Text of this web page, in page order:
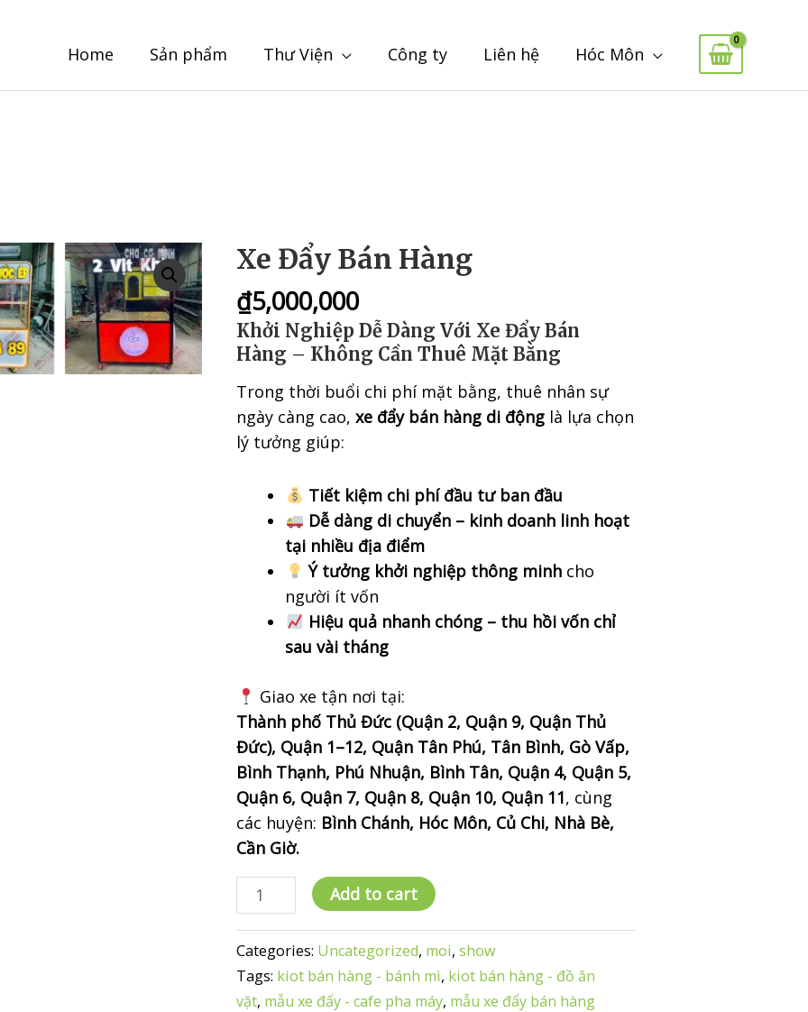
Home Sản phẩm Thư Viện Công ty Liên hệ Hóc Môn
Xe Đẩy Bán Hàng
₫5,000,000
Khởi Nghiệp Dễ Dàng Với Xe Đẩy Bán
Hàng – Không Cần Thuê Mặt Bằng
Trong thời buổi chi phí mặt bằng, thuê nhân sự
ngày càng cao,xe đẩy bán hàng di động là lựa chọn
lý tưởng giúp:
Tiết kiệm chi phí đầu tư ban đầu
Dễ dàng di chuyển – kinh doanh linh hoạt
tại nhiều địa điểm
Ý tưởng khởi nghiệp thông minhcho
người ít vốn
Hiệu quả nhanh chóng – thu hồi vốn chỉ
sau vài tháng
Giao xe tận nơi tại:
Thành phố Thủ Đức (Quận 2, Quận 9, Quận Thủ
Đức), Quận 1–12, Quận Tân Phú, Tân Bình, Gò Vấp,
Bình Thạnh, Phú Nhuận, Bình Tân, Quận 4, Quận 5,
Quận 6, Quận 7, Quận 8, Quận 10, Quận 11, cùng
các huyện: Bình Chánh, Hóc Môn, Củ Chi, Nhà Bè,
Cần Giờ.
Đẩy
Hàng
quantity
Add to cart
Categories: Uncategorized, moi,show
Tags: kiot bán hàng - bánh mì, kiot bán hàng - đồ ăn
vặt, mẫu xe đẩy - cafe pha máy, mẫu xe đẩy bán hàng